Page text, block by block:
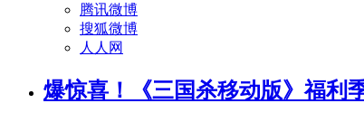
腾讯微博
搜狐微博
人人网
爆惊喜！《三国杀移动版》福利